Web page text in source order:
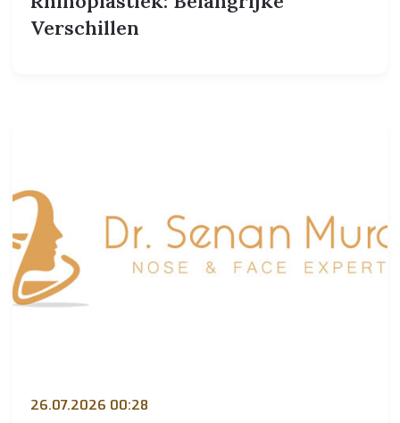
Verschillen
26.07.2026 00:28